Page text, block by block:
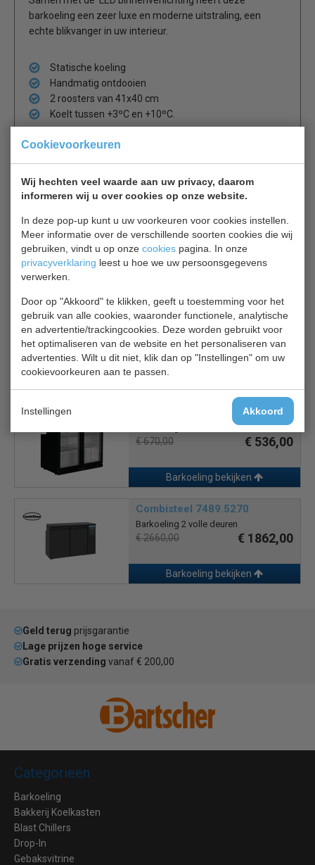
Cookievoorkeuren
Wij hechten veel waarde aan uw privacy, daarom
informeren wij u over cookies op onze website.
In deze pop-up kunt u uw voorkeuren voor cookies instellen.
Meer informatie over de verschillende soorten cookies die wij
gebruiken, vindt u op onze cookies pagina. In onze
privacyverklaring leest u hoe we uw persoonsgegevens
verwerken.
Door op "Akkoord" te klikken, geeft u toestemming voor het
gebruik van alle cookies, waaronder functionele, analytische
en advertentie/trackingcookies. Deze worden gebruikt voor
het optimaliseren van de website en het personaliseren van
advertenties. Wilt u dit niet, klik dan op "Instellingen" om uw
cookievoorkeuren aan te passen.
Instellingen Akkoord
barkoeling een zeer luxe en moderne uitstraling, een
echte blikvanger in uw interieur.
Statische koeling
Handmatig ontdooien
2 roosters van 41x40 cm
Koelt tussen +3ºC en +10ºC.
Is dit iets voor jou?
Polar Barkoeler GL007
Display koeling
€ 683,00 € 546,00
Combisteel 7450.0321
Barkoeling 2 volle deuren
€ 2655,00 € 1859,00
Polar Display koeler GL002
€ 670,00 € 536,00
Barkoeling bekijken
Combisteel 7489.5270
Barkoeling 2 volle deuren
€ 2660,00 € 1862,00
Barkoeling bekijken
Geld terug prijsgarantie
Lage prijzen hoge service
Gratis verzending vanaf € 200,00
Categorieën
Barkoeling
Bakkerij Koelkasten
Blast Chillers
Drop-In
Gebaksvitrine